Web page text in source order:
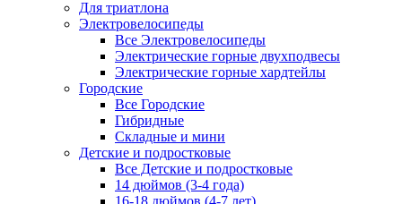
Для триатлона
Электровелосипеды
Все Электровелосипеды
Электрические горные двухподвесы
Электрические горные хардтейлы
Городские
Все Городские
Гибридные
Складные и мини
Детские и подростковые
Все Детские и подростковые
14 дюймов (3-4 года)
16-18 дюймов (4-7 лет)